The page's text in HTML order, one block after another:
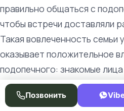
правильно общаться с
чтобы встречи доставляли
Такая вовлеченность семьи
оказывает положительное
подопечного: знакомые
остаются важными даже
не помнит имен.
Позвонить